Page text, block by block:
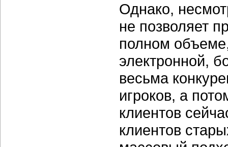
Однако,
не позволяет
полном
электронной,
весьма
игроков, а
клиентов
клиентов